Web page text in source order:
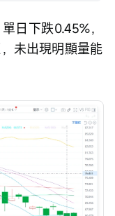
日下跌0.45%，
未出現明顯量能